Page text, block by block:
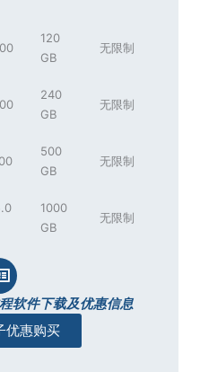
120
GB
无限制
240
GB
无限制
500
GB
无限制
1000
GB
无限制
软件下载及优惠信息
优惠购买